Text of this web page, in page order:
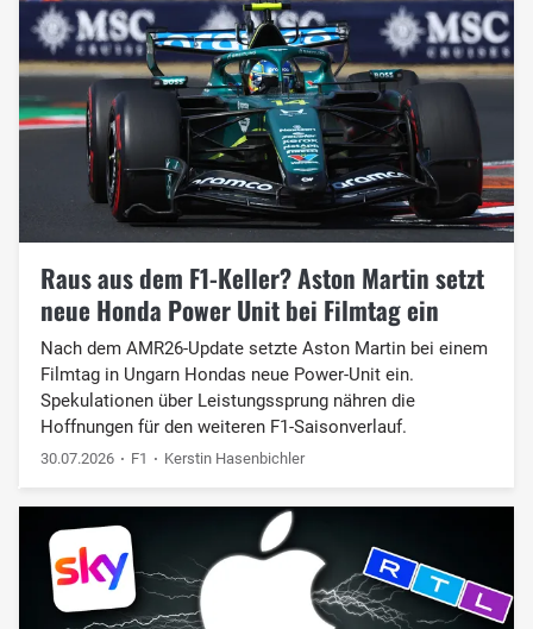
Raus aus dem F1-Keller? Aston Martin setzt
neue Honda Power Unit bei Filmtag ein
Nach dem AMR26-Update setzte Aston Martin bei einem
Filmtag in Ungarn Hondas neue Power-Unit ein.
Spekulationen über Leistungssprung nähren die
Hoffnungen für den weiteren F1-Saisonverlauf.
30.07.2026 F1 Kerstin Hasenbichler